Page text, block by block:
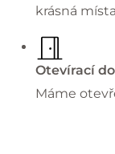
krásná místa
Otevírací
Máme